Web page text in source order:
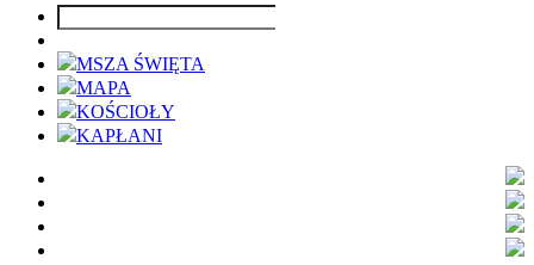
MSZA ŚWIĘTA
MAPA
KOŚCIOŁY
KAPŁANI